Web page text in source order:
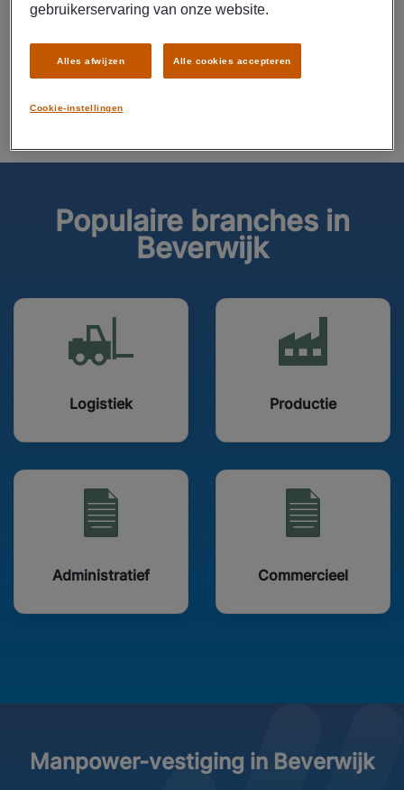
Jouw droombaan nog niet gevonden? Bekijk alle
vacatures in Beverwijk en omgeving.
Populaire branches in
Beverwijk
Logistiek Productie
Administratief Commercieel
Manpower-vestiging in Beverwijk
gebruikerservaring van onze website.
Cookie-instellingen
Alles afwijzen Alle cookies accepteren